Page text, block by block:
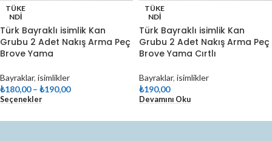
TÜKE
NDI
Türk Bayraklı isimlik Kan
Grubu 2 Adet Nakış Arma Peç
Brove Yama
Bayraklar, isimlikler
₺180,00 – ₺190,00
Seçenekler
TÜKE
NDI
Türk Bayraklı isimlik Kan
Grubu 2 Adet Nakış Arma Peç
Brove Yama Cırtlı
Bayraklar, isimlikler
₺190,00
Devamını Oku